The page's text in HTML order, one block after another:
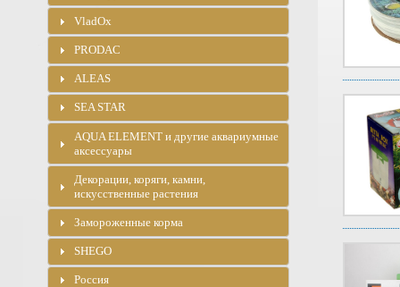
VladOx
PRODAC
ALEAS
SEA STAR
AQUA ELEMENT и другие аквариумные
аксессуары
Декорации, коряги, камни,
искусственные растения
Замороженные корма
SHEGO
Россия